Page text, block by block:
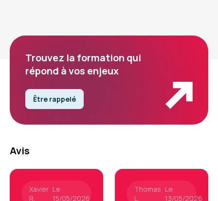
Trouvez la formation qui
répond à vos enjeux
Être rappelé
Avis
Xavier
R.
Le
15/05/2026
Thomas
L.
Le
13/05/2026